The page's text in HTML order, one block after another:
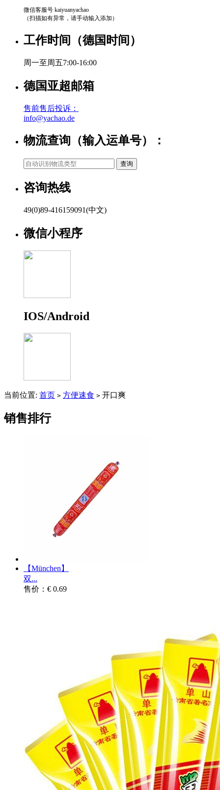
微信客服号 kaiyuanyachao
（扫描如有异常，请手动输入添加）
工作时间（德国时间）
周一至周五7:00-16:00
德国亚超邮箱
售前售后投诉：
info@yachao.de
物流查询（输入运单号）：
咨询热线
49(0)89-416159091(中文)
微信小程序
IOS/Android
当前位置: 首页 > 方便速食 > 开口爽
销售排行
【München】
双...
售价：€ 0.69